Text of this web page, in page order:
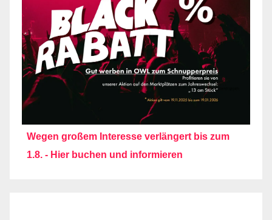
Wegen großem Interesse verlängert bis zum
1.8. - Hier buchen und informieren